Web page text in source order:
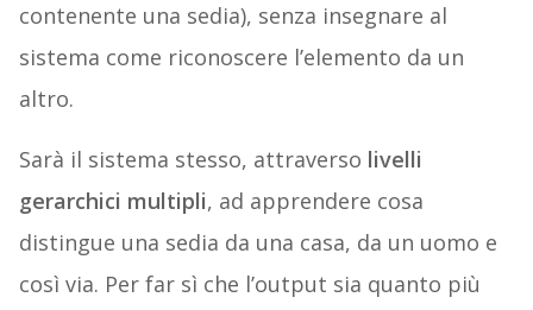
contenente una sedia), senza insegnare al
sistema come riconoscere l’elemento da un
altro.
Sarà il sistema stesso, attraverso livelli
gerarchici multipli, ad apprendere cosa
distingue una sedia da una casa, da un uomo e
così via. Per far sì che l’output sia quanto più